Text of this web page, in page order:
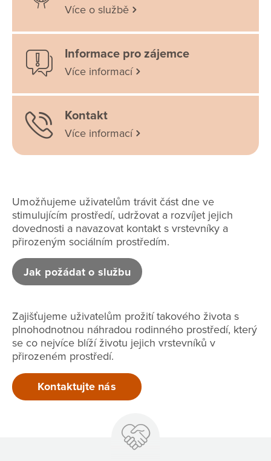
Více o službě
Informace pro zájemce
Více informací
Kontakt
Více informací
Umožňujeme uživatelům trávit část dne ve
stimulujícím prostředí, udržovat a rozvíjet jejich
dovednosti a navazovat kontakt s vrstevníky a
přirozeným sociálním prostředím.
Jak požádat o službu
Zajišťujeme uživatelům prožití takového života s
plnohodnotnou náhradou rodinného prostředí, který
se co nejvíce blíží životu jejich vrstevníků v
přirozeném prostředí.
Kontaktujte nás